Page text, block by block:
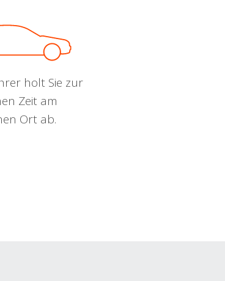
holt Sie zur
Zeit am
Ort ab.